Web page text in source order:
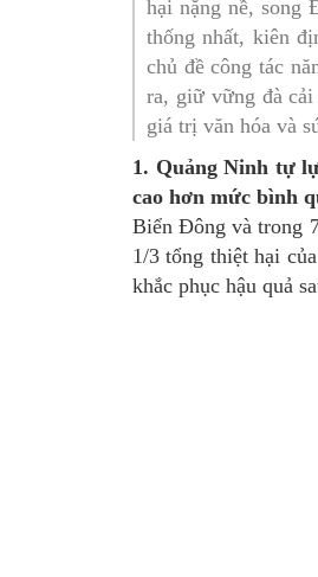
hại nặng nề, song
thống nhất, kiên
chủ đề công tác
ra, giữ vững đà
giá trị văn hóa và
1. Quảng Ninh tự
cao hơn mức bình
Biển Đông và trong
1/3 tổng thiệt hại
khắc phục hậu quả